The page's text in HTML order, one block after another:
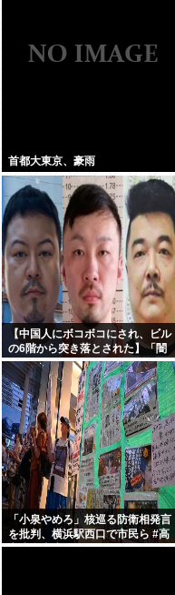
首都大東京、豪雨
【中国人にボコボコにされ、ビル
の6階から突き落とされた】「闇
バイト」 トクリュウの使い捨てに
された悲惨すぎる実態 募集時の約
束は「月収300万円」も、組織に
入った瞬間、「お前たちはだまさ
れた」
「小泉やめろ」核巡る防衛相発言
を批判、横浜駅西口で市民ら #高
市小泉麻生めちゃくちゃじゃんニ